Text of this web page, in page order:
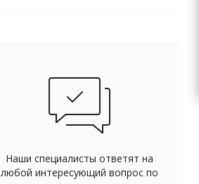
Наши специалисты ответят на
любой интересующий вопрос по